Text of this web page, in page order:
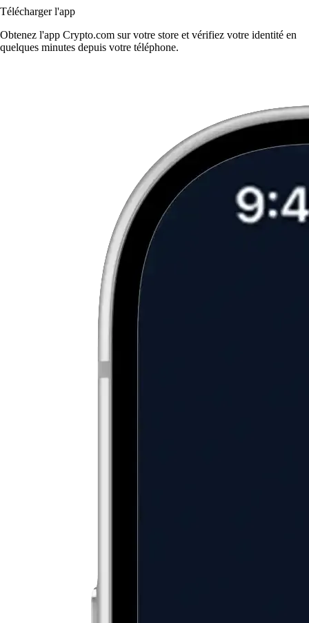
Télécharger l'app
Obtenez l'app Crypto.com sur votre store et vérifiez votre identité en
quelques minutes depuis votre téléphone.